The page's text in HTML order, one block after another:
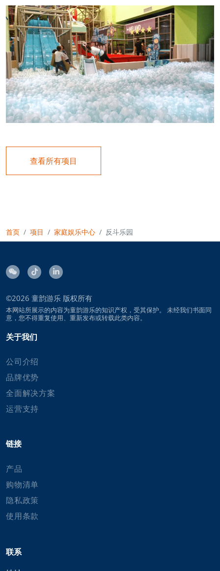
查看所有项目
首页 项目 家庭娱乐中心 反斗乐园
©2026 童韵游乐 版权所有
本网站所展示的内容为童韵游乐的知识产权，受其保护。 未经我们书面同
意，您不得重复使用、重新发布或转载此类内容。
关于我们
公司介绍
品牌优势
全面解决方案
运营支持
链接
产品
购物清单
隐私政策
使用条款
联系